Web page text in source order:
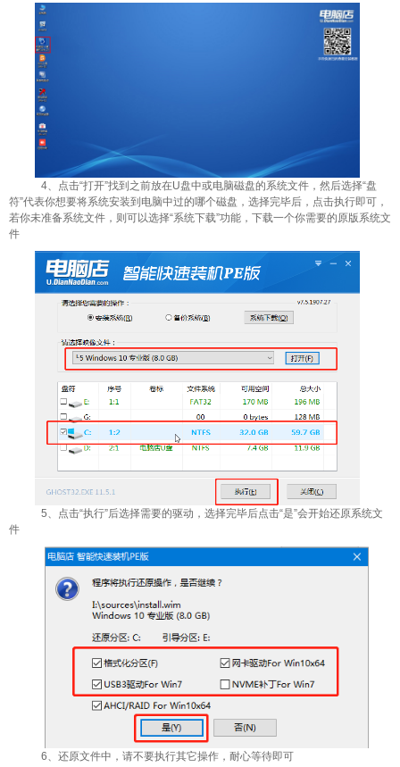
4、点击“打开”找到之前放在U盘中或电脑磁盘的系统文件，然后选择“盘
符”代表你想要将系统安装到电脑中过的哪个磁盘，选择完毕后，点击执行即可，
若你未准备系统文件，则可以选择“系统下载”功能，下载一个你需要的原版系统文
件
5、点击“执行”后选择需要的驱动，选择完毕后点击“是”会开始还原系统文
件
6、还原文件中，请不要执行其它操作，耐心等待即可